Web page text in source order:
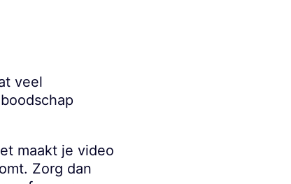
veel
maakt je video
Zorg dan